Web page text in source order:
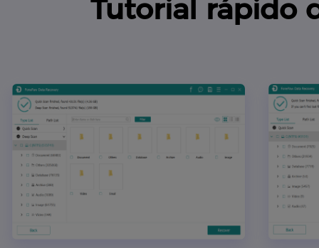
Tutorial rápido